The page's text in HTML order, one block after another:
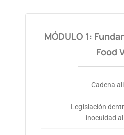
MÓDULO 1:
Food
Cadena
Legislación
inocuidad